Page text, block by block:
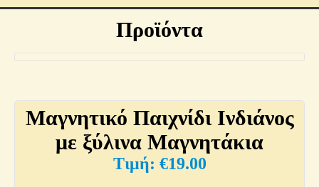
Προϊόντα
Μαγνητικό Παιχνίδι Ινδιάνος
με ξύλινα Μαγνητάκια
€19.00